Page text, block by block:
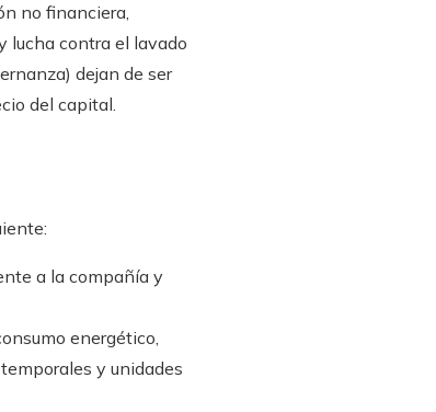
no financiera,
lucha contra el lavado
dejan de ser
del capital.
a la compañía y
energético,
y unidades